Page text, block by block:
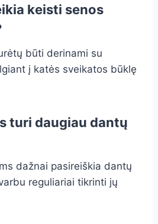
keisti senos
būti derinami su
į katės sveikatos būklę
turi daugiau dantų
dažnai pasireiškia dantų
reguliariai tikrinti jų